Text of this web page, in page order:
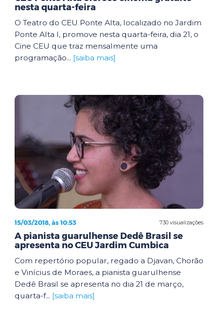
nesta quarta-feira
O Teatro do CEU Ponte Alta, localizado no Jardim
Ponte Alta I, promove nesta quarta-feira, dia 21, o
Cine CEU que traz mensalmente uma
programação... [saiba mais]
730 visualizações
15/03/2018, às 10:53
A pianista guarulhense Dedê Brasil se
apresenta no CEU Jardim Cumbica
Com repertório popular, regado a Djavan, Chorão
e Vinícius de Moraes, a pianista guarulhense
Dedê Brasil se apresenta no dia 21 de março,
quarta-f... [saiba mais]